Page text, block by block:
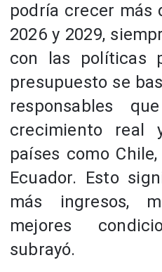
podría crecer más
2026 y 2029,
con las políticas
presupuesto se
responsables
crecimiento real
países como
Ecuador. Esto
más ingresos,
mejores
subrayó.